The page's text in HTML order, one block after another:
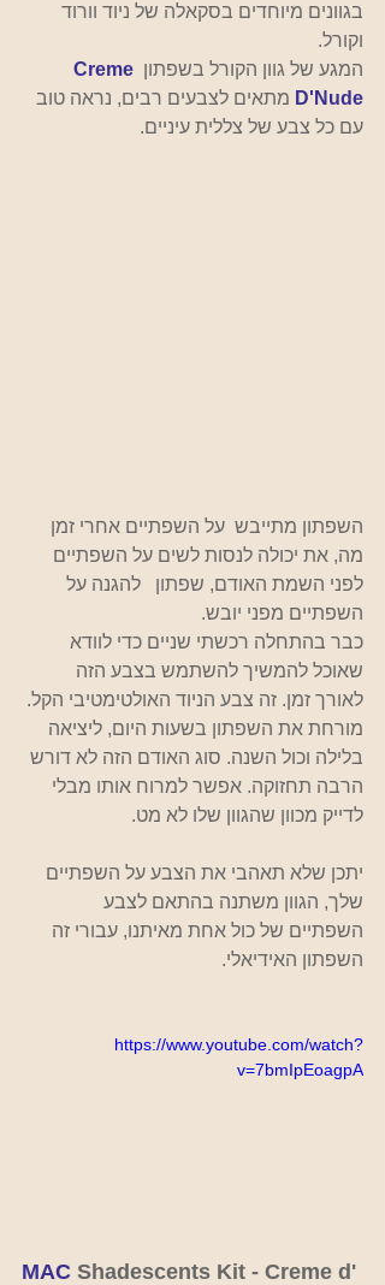
בגוונים מיוחדים בסקאלה של ניוד וורוד
וקורל.
המגע של גוון הקורל בשפתון Creme
D'Nude מתאים לצבעים רבים, נראה טוב
עם כל צבע של צללית עיניים.
השפתון מתייבש  על השפתיים אחרי זמן
מה, את יכולה לנסות לשים על השפתיים
לפני השמת האודם, שפתון   להגנה על
השפתיים מפני יובש.
כבר בהתחלה רכשתי שניים כדי לוודא
שאוכל להמשיך להשתמש בצבע הזה
לאורך זמן. זה צבע הניוד האולטימטיבי הקל.
מורחת את השפתון בשעות היום, ליציאה
בלילה וכול השנה. סוג האודם הזה לא דורש
הרבה תחזוקה. אפשר למרוח אותו מבלי
לדייק מכוון שהגוון שלו לא מט.
יתכן שלא תאהבי את הצבע על השפתיים
שלך, הגוון משתנה בהתאם לצבע
השפתיים של כול אחת מאיתנו, עבורי זה
השפתון האידיאלי.
https://www.youtube.com/watch?
v=7bmIpEoagpA
MAC Shadescents Kit - Creme d'